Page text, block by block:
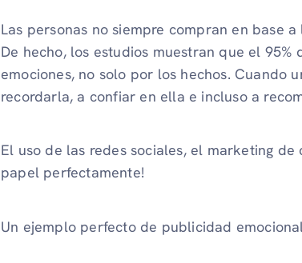
Las personas no siempre compran en base
De hecho, los estudios muestran que el
emociones, no solo por los hechos. Cuando
recordarla, a confiar en ella e incluso a
El uso de las redes sociales, el marketing de
papel perfectamente!
Un ejemplo perfecto de publicidad